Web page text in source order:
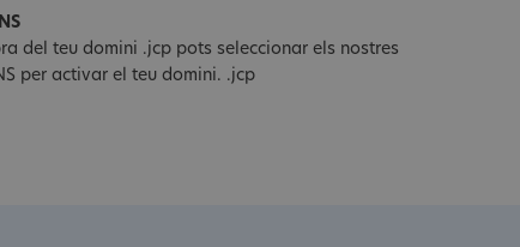
del teu domini .jcp pots seleccionar els nostres
per activar el teu domini. .jcp